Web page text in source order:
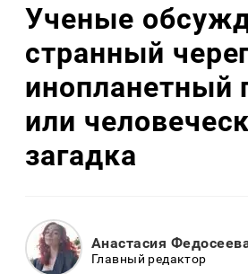
Ученые
странный
инопланетный
или
загадка
Анастасия
Главный редактор